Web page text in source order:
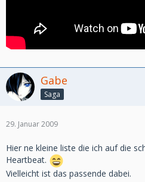
Gabe
Saga
29. Januar 2009
Hier ne kleine liste die ich auf die
Heartbeat.
Vielleicht ist das passende dabei.